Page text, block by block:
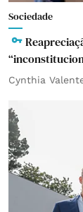
Sociedade
Cynthia